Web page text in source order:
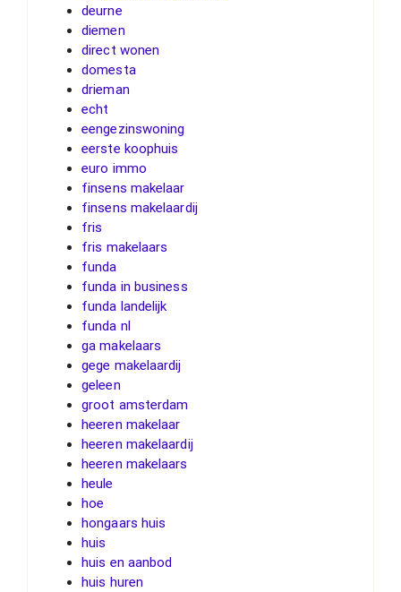
deurne
diemen
direct wonen
domesta
drieman
echt
eengezinswoning
eerste koophuis
euro immo
finsens makelaar
finsens makelaardij
fris
fris makelaars
funda
funda in business
funda landelijk
funda nl
ga makelaars
gege makelaardij
geleen
groot amsterdam
heeren makelaar
heeren makelaardij
heeren makelaars
heule
hoe
hongaars huis
huis
huis en aanbod
huis huren